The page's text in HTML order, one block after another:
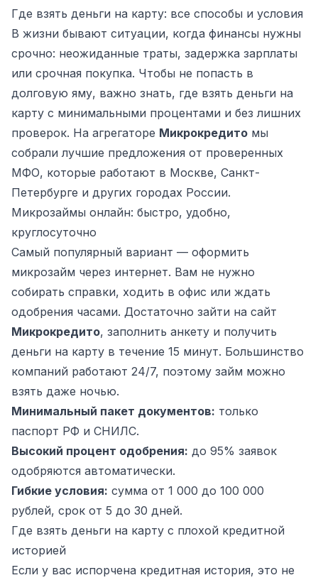
Где взять деньги на карту: все способы и условия
В жизни бывают ситуации, когда финансы нужны
срочно: неожиданные траты, задержка зарплаты
или срочная покупка. Чтобы не попасть в
долговую яму, важно знать, где взять деньги на
карту с минимальными процентами и без лишних
проверок. На агрегаторе Микрокредито мы
собрали лучшие предложения от проверенных
МФО, которые работают в Москве, Санкт-
Петербурге и других городах России.
Микрозаймы онлайн: быстро, удобно,
круглосуточно
Самый популярный вариант — оформить
микрозайм через интернет. Вам не нужно
собирать справки, ходить в офис или ждать
одобрения часами. Достаточно зайти на сайт
Микрокредито, заполнить анкету и получить
деньги на карту в течение 15 минут. Большинство
компаний работают 24/7, поэтому займ можно
взять даже ночью.
Минимальный пакет документов: только
паспорт РФ и СНИЛС.
Высокий процент одобрения: до 95% заявок
одобряются автоматически.
Гибкие условия: сумма от 1 000 до 100 000
рублей, срок от 5 до 30 дней.
Где взять деньги на карту с плохой кредитной
историей
Если у вас испорчена кредитная история, это не